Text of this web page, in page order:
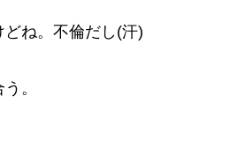
ね。不倫だし(汗)
。